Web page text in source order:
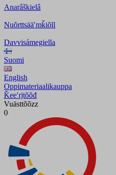
Anarâškielâ
Nuõrttsääʹmǩiõll
Davvisámegiella
Suomi
English
Oppimateriaalikauppa
Ǩeeʹrjtõõđ
Vuästtõõzz
0